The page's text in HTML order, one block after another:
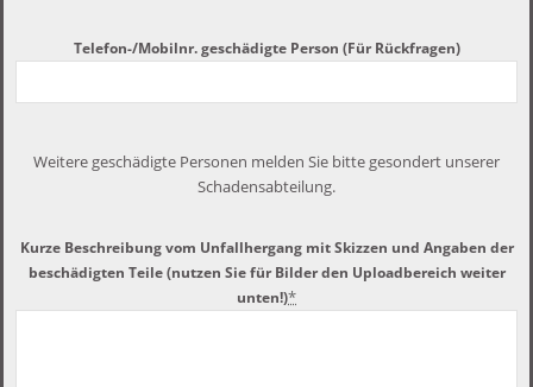
Telefon-/Mobilnr. geschädigte Person (Für Rückfragen)
Weitere geschädigte Personen melden Sie bitte gesondert unserer
Schadensabteilung.
Kurze Beschreibung vom Unfallhergang mit Skizzen und Angaben der
beschädigten Teile (nutzen Sie für Bilder den Uploadbereich weiter
unten!)*